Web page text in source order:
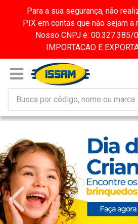
Para a sua segurança, não
PIX em contas que não sejam a
Nosso CNPJ é: 00.327.385/
IMPORTACAO E